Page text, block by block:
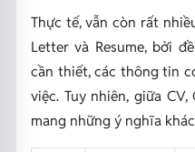
Thực tế, vẫn còn rất
Letter và Resume, bởi
cần thiết, các thông tin
việc. Tuy nhiên, giữa
mang những ý nghĩa